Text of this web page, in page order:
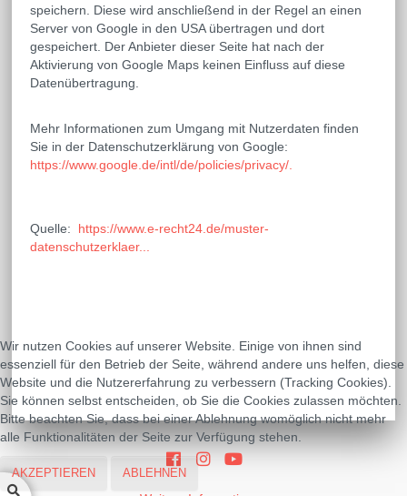
speichern. Diese wird anschließend in der Regel an einen
Server von Google in den USA übertragen und dort
gespeichert. Der Anbieter dieser Seite hat nach der
Aktivierung von Google Maps keinen Einfluss auf diese
Datenübertragung.
Mehr Informationen zum Umgang mit Nutzerdaten finden
Sie in der Datenschutzerklärung von Google:
https://www.google.de/intl/de/policies/privacy/.
Quelle:
https://www.e-recht24.de/muster-
datenschutzerklaer...
Wir nutzen Cookies auf unserer Website. Einige von ihnen sind
essenziell für den Betrieb der Seite, während andere uns helfen, diese
Website und die Nutzererfahrung zu verbessern (Tracking Cookies).
Sie können selbst entscheiden, ob Sie die Cookies zulassen möchten.
Bitte beachten Sie, dass bei einer Ablehnung womöglich nicht mehr
alle Funktionalitäten der Seite zur Verfügung stehen.
AKZEPTIEREN
ABLEHNEN